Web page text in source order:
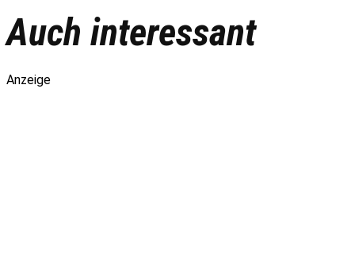
Auch interessant
Anzeige